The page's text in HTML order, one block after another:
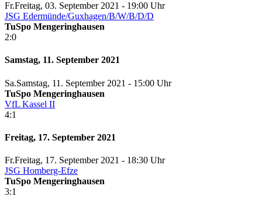
Fr.Freitag, 03. September 2021 - 19:00 Uhr
JSG Edermünde/Guxhagen/B/W/B/D/D
TuSpo Mengeringhausen
2:0
Samstag, 11. September 2021
Sa.Samstag, 11. September 2021 - 15:00 Uhr
TuSpo Mengeringhausen
VfL Kassel II
4:1
Freitag, 17. September 2021
Fr.Freitag, 17. September 2021 - 18:30 Uhr
JSG Homberg-Efze
TuSpo Mengeringhausen
3:1